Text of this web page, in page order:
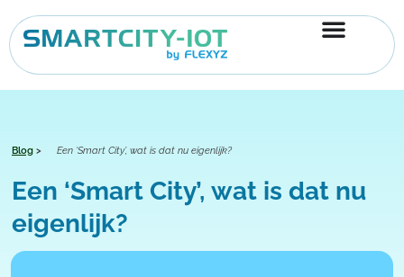
naar
de
inhoud
Blog > Een ‘Smart City’, wat is dat nu eigenlijk?
Een ‘Smart City’, wat is dat nu
eigenlijk?